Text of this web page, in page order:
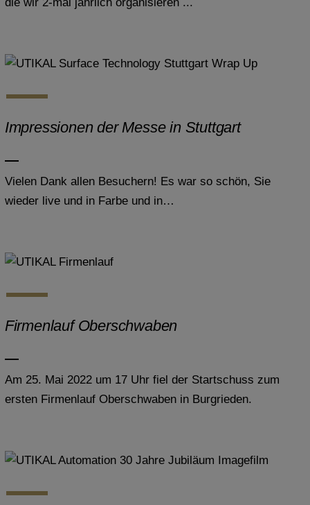
Impressionen der Messe in Stuttgart
Vielen Dank allen Besuchern! Es war so schön, Sie
wieder live und in Farbe und in…
Firmenlauf Oberschwaben
Am 25. Mai 2022 um 17 Uhr fiel der Startschuss zum
ersten Firmenlauf Oberschwaben in Burgrieden.